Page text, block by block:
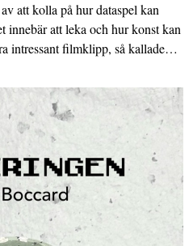
att kolla på hur dataspel kan
innebär att leka och hur konst kan
intressant filmklipp, så kallade…